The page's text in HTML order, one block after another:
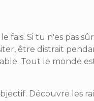
fais. Si tu n'es pas
être distrait
Tout le monde
Découvre les